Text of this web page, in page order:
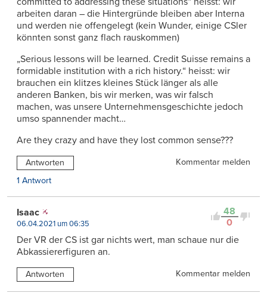
arbeiten daran – die Hintergründe bleiben aber Interna
und werden nie offengelegt (kein Wunder, einige CSler
könnten sonst ganz flach rauskommen)
„Serious lessons will be learned. Credit Suisse remains a
formidable institution with a rich history.“ heisst: wir
brauchen ein klitzes kleines Stück länger als alle
anderen Banken, bis wir merken, was wir falsch
machen, was unsere Unternehmensgeschichte jedoch
umso spannender macht…
Are they crazy and have they lost common sense???
Antworten
Kommentar melden
1 Antwort
48
0
Isaac
06.04.2021 um 06:35
Der VR der CS ist gar nichts wert, man schaue nur die
Abkassiererfiguren an.
Antworten Kommentar melden